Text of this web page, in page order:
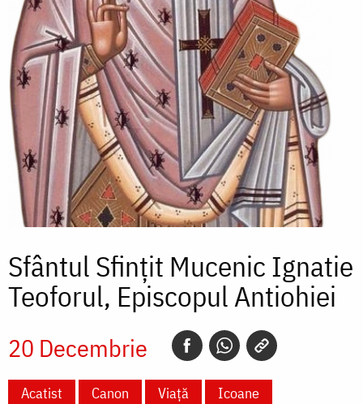
Sfântul Sfințit Mucenic Ignatie
Teoforul, Episcopul Antiohiei
20 Decembrie
Acatist Canon Viață
Icoane